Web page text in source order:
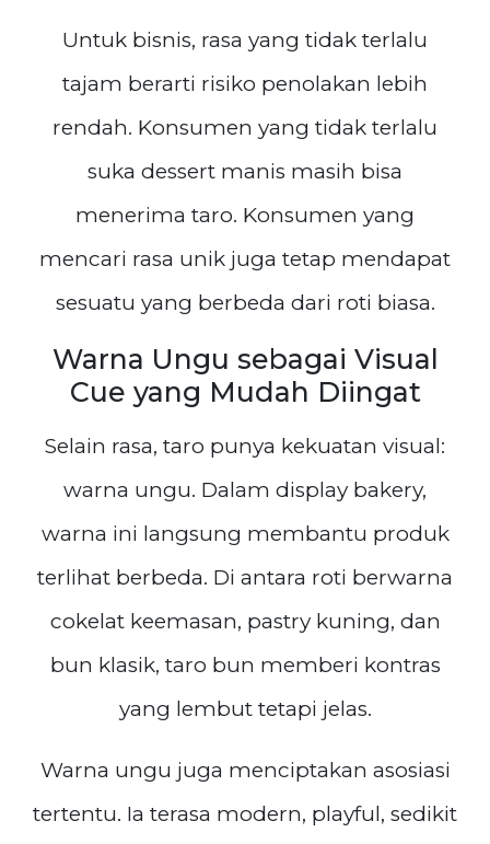
Untuk bisnis, rasa yang tidak terlalu
tajam berarti risiko penolakan lebih
rendah. Konsumen yang tidak terlalu
suka dessert manis masih bisa
menerima taro. Konsumen yang
mencari rasa unik juga tetap mendapat
sesuatu yang berbeda dari roti biasa.
Warna Ungu sebagai Visual
Cue yang Mudah Diingat
Selain rasa, taro punya kekuatan visual:
warna ungu. Dalam display bakery,
warna ini langsung membantu produk
terlihat berbeda. Di antara roti berwarna
cokelat keemasan, pastry kuning, dan
bun klasik, taro bun memberi kontras
yang lembut tetapi jelas.
Warna ungu juga menciptakan asosiasi
tertentu. Ia terasa modern, playful, sedikit